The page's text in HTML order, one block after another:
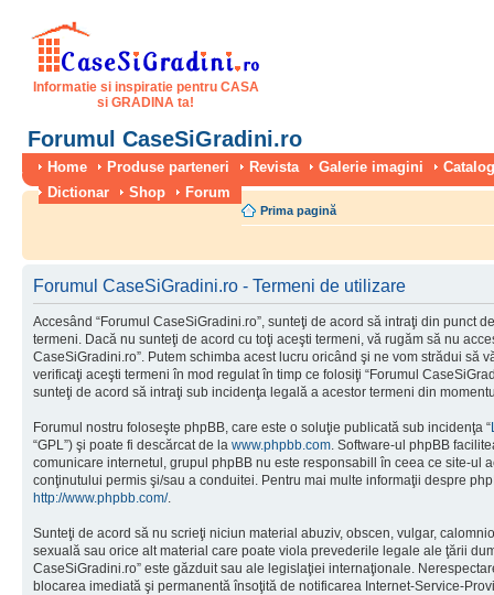
Informatie si inspiratie pentru CASA
si GRADINA ta!
Forumul CaseSiGradini.ro
Home Produse parteneri Revista Galerie imagini
Dictionar
Shop Forum
Prima pagină
Forumul CaseSiGradini.ro - Termeni de utilizare
Accesând “Forumul CaseSiGradini.ro”, sunteţi de acord să intraţi din punct
termeni. Dacă nu sunteţi de acord cu toţi aceşti termeni, vă rugăm să nu
CaseSiGradini.ro”. Putem schimba acest lucru oricând şi ne vom strădui să
verificaţi aceşti termeni în mod regulat în timp ce folosiţi “Forumul
sunteţi de acord să intraţi sub incidenţa legală a acestor termeni din
Forumul nostru foloseşte phpBB, care este o soluţie publicată sub incidenţa “
“GPL”) şi poate fi descărcat de la www.phpbb.com. Software-ul phpBB
comunicare internetul, grupul phpBB nu este responsabill în ceea ce site-ul
conţinutului permis şi/sau a conduitei. Pentru mai multe informaţii despre
http://www.phpbb.com/.
Sunteţi de acord să nu scrieţi niciun material abuziv, obscen, vulgar,
sexuală sau orice alt material care poate viola prevederile legale ale ţării
CaseSiGradini.ro” este găzduit sau ale legislaţiei internaţionale.
blocarea imediată şi permanentă însoţită de notificarea Internet-Service-